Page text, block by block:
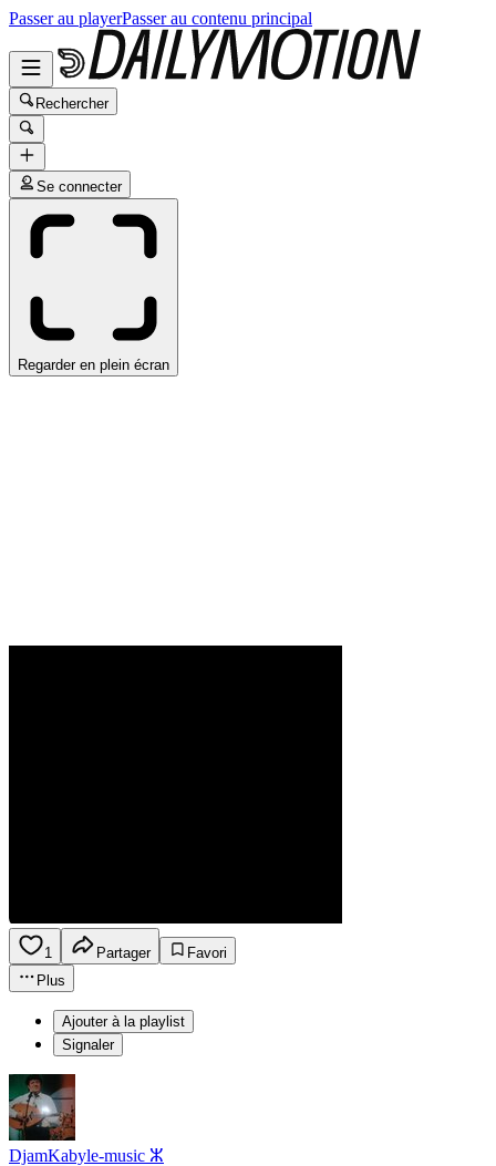
Passer au playerPasser au contenu principal
Rechercher
Se connecter
Regarder en plein écran
1 Partager
Favori
Plus
Ajouter à la playlist
Signaler
DjamKabyle-music ⵣ